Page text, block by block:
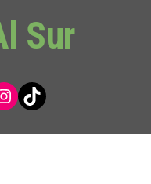
Sur
TikTok